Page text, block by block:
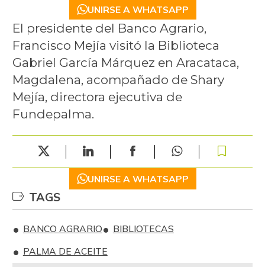
UNIRSE A WHATSAPP
El presidente del Banco Agrario,
Francisco Mejía visitó la Biblioteca
Gabriel García Márquez en Aracataca,
Magdalena, acompañado de Shary
Mejía, directora ejecutiva de
Fundepalma.
UNIRSE A WHATSAPP
TAGS
BANCO AGRARIO
BIBLIOTECAS
PALMA DE ACEITE